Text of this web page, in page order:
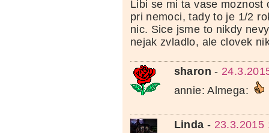
Libi se mi ta vase moznost
pri nemoci, tady to je 1/2
nic. Sice jsme to nikdy
nejak zvladlo, ale clovek
sharon -
annie: Almega:
Linda - 23.3.2015